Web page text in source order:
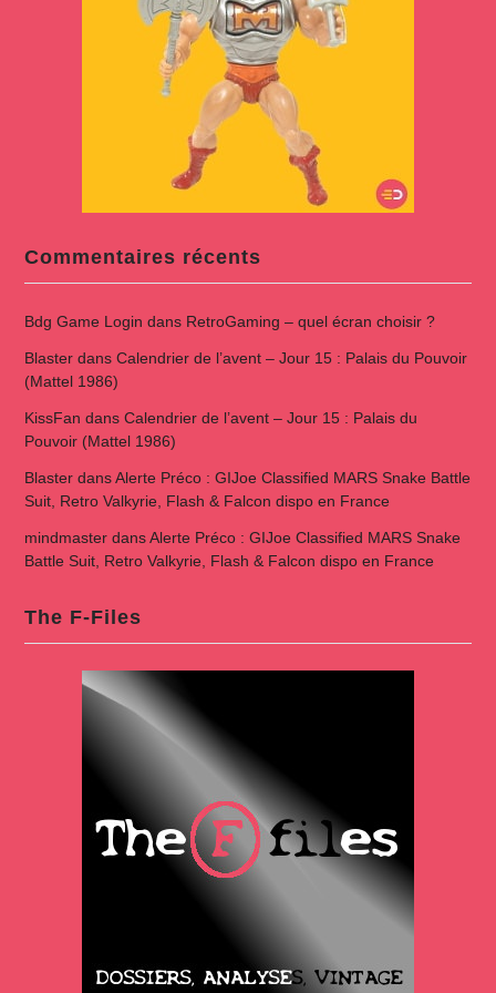
Commentaires récents
Bdg Game Login dans RetroGaming – quel écran choisir ?
Blasterdans Calendrier de l’avent – Jour 15 : Palais du Pouvoir
(Mattel 1986)
KissFan dans Calendrier de l’avent – Jour 15 : Palais du
Pouvoir (Mattel 1986)
BlasterdansAlerte Préco : GIJoe Classified MARS Snake Battle
Suit, Retro Valkyrie, Flash & Falcon dispo en France
mindmasterdansAlerte Préco : GIJoe Classified MARS Snake
Battle Suit, Retro Valkyrie, Flash & Falcon dispo en France
The F-Files